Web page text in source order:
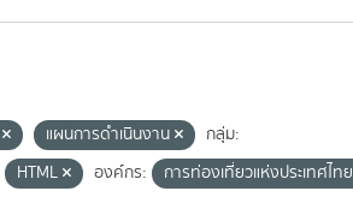
แผนการดำเนินงาน
กลุ่ม:
HTML องค์กร: การท่องเที่ยวแห่งประเทศไทย